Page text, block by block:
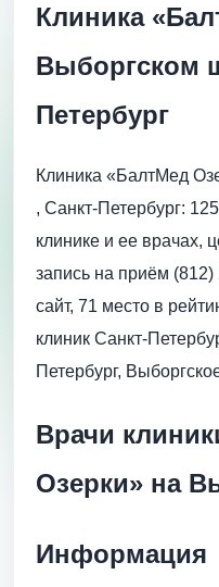
Клиника
Выборгском
Петербург
Клиника «БалтМед
, Санкт-Петербург:
клинике и ее врачах,
запись на приём
сайт, 71 место в
клиник Санкт-
Петербург,
Врачи
Озерки» на
Информация